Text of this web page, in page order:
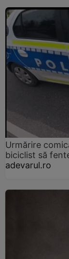
Urmărire
biciclist să
adevarul.ro